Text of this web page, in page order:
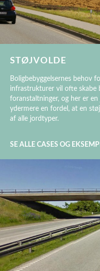
STØJVOLDE
Boligbebyggelsernes behov
infrastrukturer vil ofte
foranstaltninger, og her er
ydermere en fordel, at en
af alle jordtyper.
SE ALLE CASES OG